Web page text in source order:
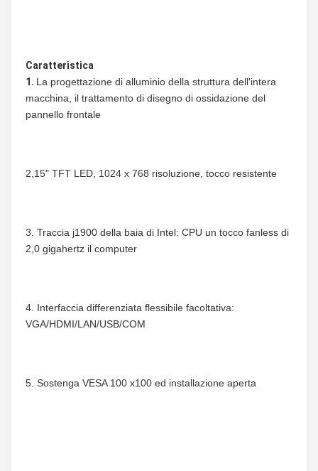
Caratteristica
1. La progettazione di alluminio della struttura dell'intera
macchina, il trattamento di disegno di ossidazione del
pannello frontale
2,15" TFT LED, 1024 x 768 risoluzione, tocco resistente
3. Traccia j1900 della baia di Intel: CPU un tocco fanless di
2,0 gigahertz il computer
4. Interfaccia differenziata flessibile facoltativa:
VGA/HDMI/LAN/USB/COM
5. Sostenga VESA 100 x100 ed installazione aperta